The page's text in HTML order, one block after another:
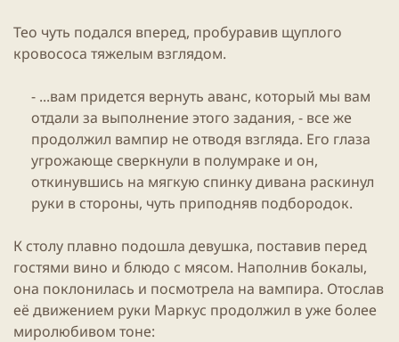
Тео чуть подался вперед, пробуравив щуплого
кровососа тяжелым взглядом.
- ...вам придется вернуть аванс, который мы вам
отдали за выполнение этого задания, - все же
продолжил вампир не отводя взгляда. Его глаза
угрожающе сверкнули в полумраке и он,
откинувшись на мягкую спинку дивана раскинул
руки в стороны, чуть приподняв подбородок.​
К столу плавно подошла девушка, поставив перед
гостями вино и блюдо с мясом. Наполнив бокалы,
она поклонилась и посмотрела на вампира. Отослав
её движением руки Маркус продолжил в уже более
миролюбивом тоне: